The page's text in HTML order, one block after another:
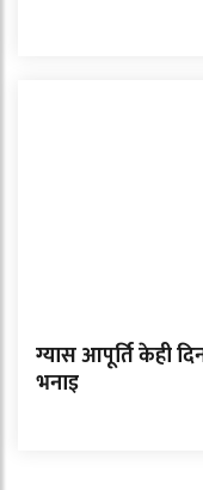
ग्यास आपूर्ति केही
भनाइ